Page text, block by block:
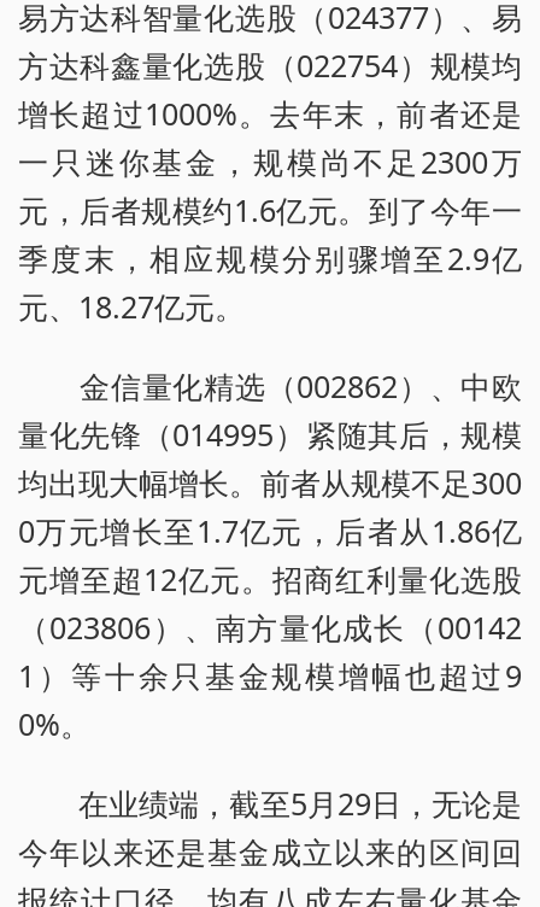
易方达科智量化选股（024377）、易
方达科鑫量化选股（022754）规模均
增长超过1000%。去年末，前者还是
一只迷你基金，规模尚不足2300万
元，后者规模约1.6亿元。到了今年一
季度末，相应规模分别骤增至2.9亿
元、18.27亿元。
金信量化精选（002862）、中欧
量化先锋（014995）紧随其后，规模
均出现大幅增长。前者从规模不足300
0万元增长至1.7亿元，后者从1.86亿
元增至超12亿元。招商红利量化选股
（023806）、南方量化成长（00142
1）等十余只基金规模增幅也超过9
0%。
在业绩端，截至5月29日，无论是
今年以来还是基金成立以来的区间回